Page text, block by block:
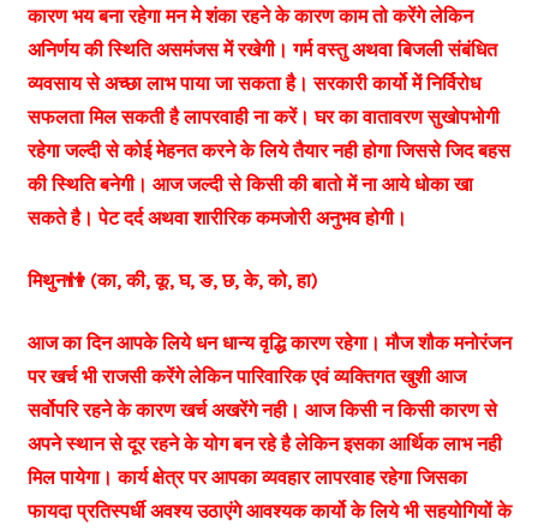
कारण भय बना रहेगा मन मे शंका रहने के कारण काम तो करेंगे लेकिन
अनिर्णय की स्थिति असमंजस में रखेगी। गर्म वस्तु अथवा बिजली संबंधित
व्यवसाय से अच्छा लाभ पाया जा सकता है। सरकारी कार्यो में निर्विरोध
सफलता मिल सकती है लापरवाही ना करें। घर का वातावरण सुखोपभोगी
रहेगा जल्दी से कोई मेहनत करने के लिये तैयार नही होगा जिससे जिद बहस
की स्थिति बनेगी। आज जल्दी से किसी की बातो में ना आये धोका खा
सकते है। पेट दर्द अथवा शारीरिक कमजोरी अनुभव होगी।
मिथुन👫 (का, की, कू, घ, ङ, छ, के, को, हा)
आज का दिन आपके लिये धन धान्य वृद्धि कारण रहेगा। मौज शौक मनोरंजन
पर खर्च भी राजसी करेंगे लेकिन पारिवारिक एवं व्यक्तिगत खुशी आज
सर्वोपरि रहने के कारण खर्च अखरेंगे नही। आज किसी न किसी कारण से
अपने स्थान से दूर रहने के योग बन रहे है लेकिन इसका आर्थिक लाभ नही
मिल पायेगा। कार्य क्षेत्र पर आपका व्यवहार लापरवाह रहेगा जिसका
फायदा प्रतिस्पर्धी अवश्य उठाएंगे आवश्यक कार्यो के लिये भी सहयोगियों के